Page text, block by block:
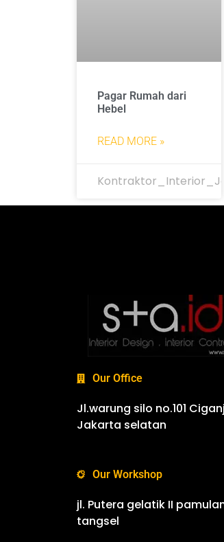
Pagar Rumah dari
Hebel
READ MORE »
Our Office
Jl.warung silo no.101
Jakarta selatan
Our Workshop
jl. Putera gelatik II
tangsel